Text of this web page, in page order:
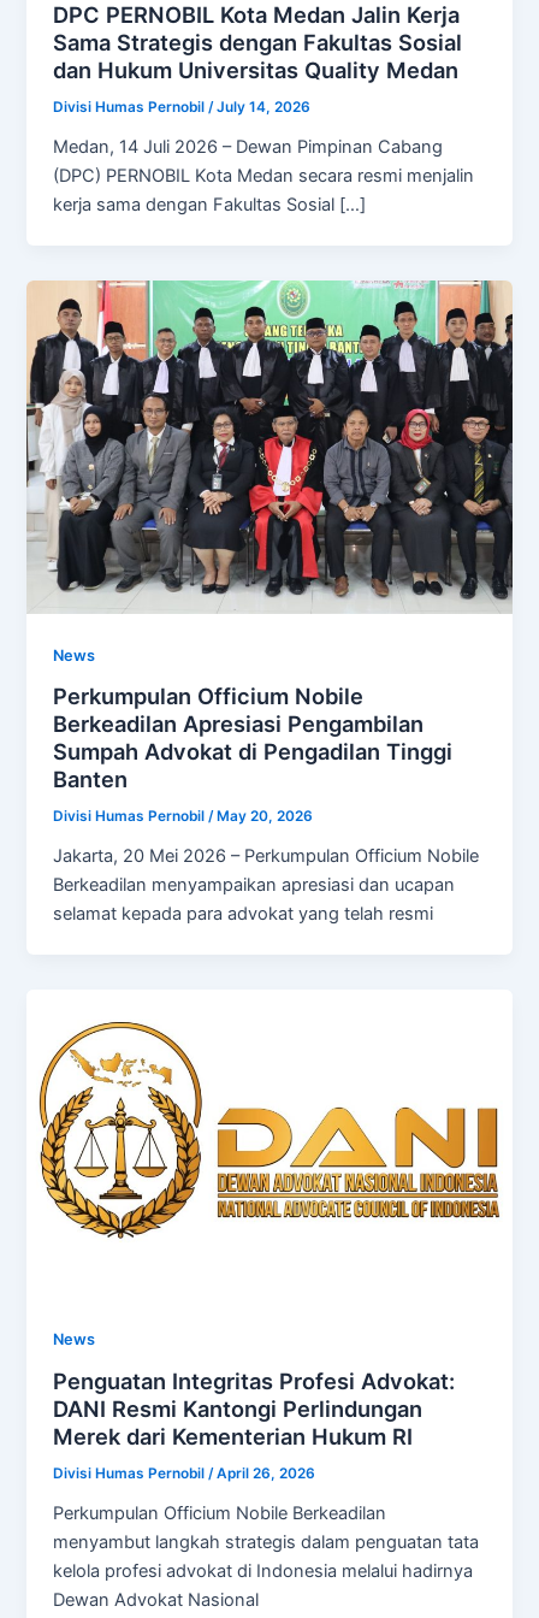
DPC PERNOBIL Kota Medan Jalin Kerja
Sama Strategis dengan Fakultas Sosial
dan Hukum Universitas Quality Medan
Divisi Humas Pernobil/July 14, 2026
Medan, 14 Juli 2026 – Dewan Pimpinan Cabang
(DPC) PERNOBIL Kota Medan secara resmi menjalin
kerja sama dengan Fakultas Sosial […]
News
Perkumpulan Officium Nobile
Berkeadilan Apresiasi Pengambilan
Sumpah Advokat di Pengadilan Tinggi
Banten
Divisi Humas Pernobil/ May 20, 2026
Jakarta, 20 Mei 2026 – Perkumpulan Officium Nobile
Berkeadilan menyampaikan apresiasi dan ucapan
selamat kepada para advokat yang telah resmi
News
Penguatan Integritas Profesi Advokat:
DANI Resmi Kantongi Perlindungan
Merek dari Kementerian Hukum RI
Divisi Humas Pernobil /April 26, 2026
Perkumpulan Officium Nobile Berkeadilan
menyambut langkah strategis dalam penguatan tata
kelola profesi advokat di Indonesia melalui hadirnya
Dewan Advokat Nasional